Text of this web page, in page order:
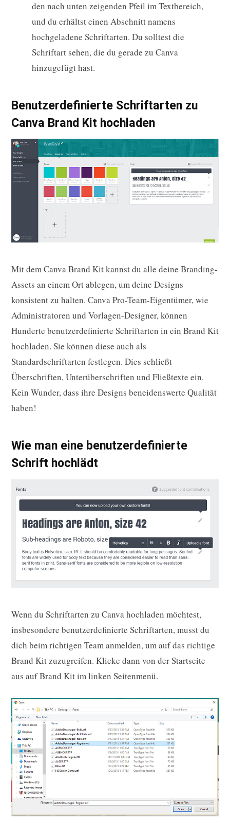
den nach unten zeigenden Pfeil im Textbereich,
und du erhältst einen Abschnitt namens
hochgeladene Schriftarten. Du solltest die
Schriftart sehen, die du gerade zu Canva
hinzugefügt hast.
Benutzerdefinierte Schriftarten zu
Canva Brand Kit hochladen
Mit dem Canva Brand Kit kannst du alle deine Branding-
Assets an einem Ort ablegen, um deine Designs
konsistent zu halten. Canva Pro-Team-Eigentümer, wie
Administratoren und Vorlagen-Designer, können
Hunderte benutzerdefinierte Schriftarten in ein Brand Kit
hochladen. Sie können diese auch als
Standardschriftarten festlegen. Dies schließt
Überschriften, Unterüberschriften und Fließtexte ein.
Kein Wunder, dass ihre Designs beneidenswerte Qualität
haben!
Wie man eine benutzerdefinierte
Schrift hochlädt
Wenn du Schriftarten zu Canva hochladen möchtest,
insbesondere benutzerdefinierte Schriftarten, musst du
dich beim richtigen Team anmelden, um auf das richtige
Brand Kit zuzugreifen. Klicke dann von der Startseite
aus auf Brand Kit im linken Seitenmenü.